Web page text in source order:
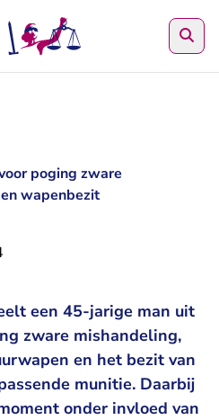
poging zware
wapenbezit
een 45-jarige man uit
zware mishandeling,
en het bezit van
munitie. Daarbij
onder invloed van